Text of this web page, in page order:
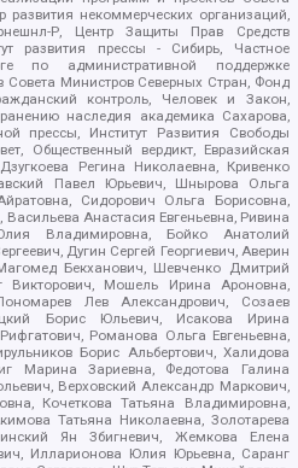
развития некоммерческих организаций,
Р, Центр Защиты Прав Средств
развития прессы - Сибирь, Частное
по административной поддержке
Совета Министров Северных Стран, Фонд
контроль, Человек и Закон,
наследия академика Сахарова,
прессы, Институт Развития Свободы
Общественный вердикт, Евразийская
Регина Николаевна, Кривенко
Павел Юрьевич, Шнырова Ольга
Сидорович Ольга Борисовна,
Анастасия Евгеньевна, Ривина
Владимировна, Бойко Анатолий
Дугин Сергей Георгиевич, Аверин
Бекханович, Шевченко Дмитрий
Викторович, Мошель Ирина Ароновна,
Лев Александрович, Созаев
Борис Юльевич, Исакова Ирина
Романова Ольга Евгеньевна,
Борис Альбертович, Халидова
Марина Зариевна, Федотова Галина
Верховский Александр Маркович,
Кочеткова Татьяна Владимировна,
Татьяна Николаевна, Золотарева
Ян Збигневич, Жемкова Елена
Илларионова Юлия Юрьевна, Саранг